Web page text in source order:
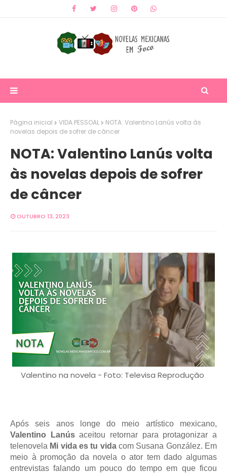
Página inicial VIDA PESSOAL
NOTA: Valentino Lanús volta às
novelas depois de sofrer de câncer
NOTA: Valentino Lanús volta
às novelas depois de sofrer
de câncer
OUTUBRO 13, 2023
Valentino na novela - Foto: Televisa Reprodução
Após seis anos longe do meio artístico mexicano,
Valentino Lanúsaceitou retornar para protagonizar a
telenovela Mi vida es tu vidacom Susana González. Em
meio à promoção da novela o ator tem dado algumas
entrevistas falando um pouco do tempo em que ficou